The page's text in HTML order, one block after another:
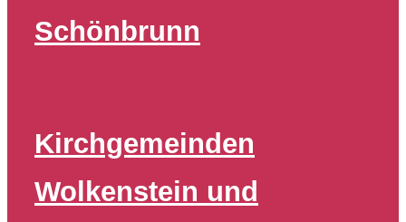
Schönbrunn
Kirchgemeinden
Wolkenstein und